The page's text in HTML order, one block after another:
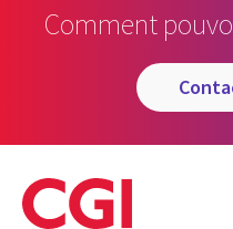
Comment